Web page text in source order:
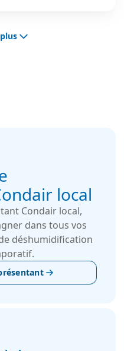
chaque
applications
et un
les systèmes de
traditionnels.
local
Condair local,
dans tous vos
déshumidification